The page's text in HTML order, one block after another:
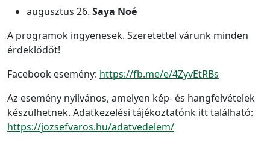
augusztus 26. Saya Noé
A programok ingyenesek. Szeretettel várunk minden
érdeklődőt!
Facebook esemény: https://fb.me/e/4ZyvEtRBs
Az esemény nyilvános, amelyen kép- és hangfelvételek
készülhetnek. Adatkezelési tájékoztatónk itt található:
https://jozsefvaros.hu/adatvedelem/